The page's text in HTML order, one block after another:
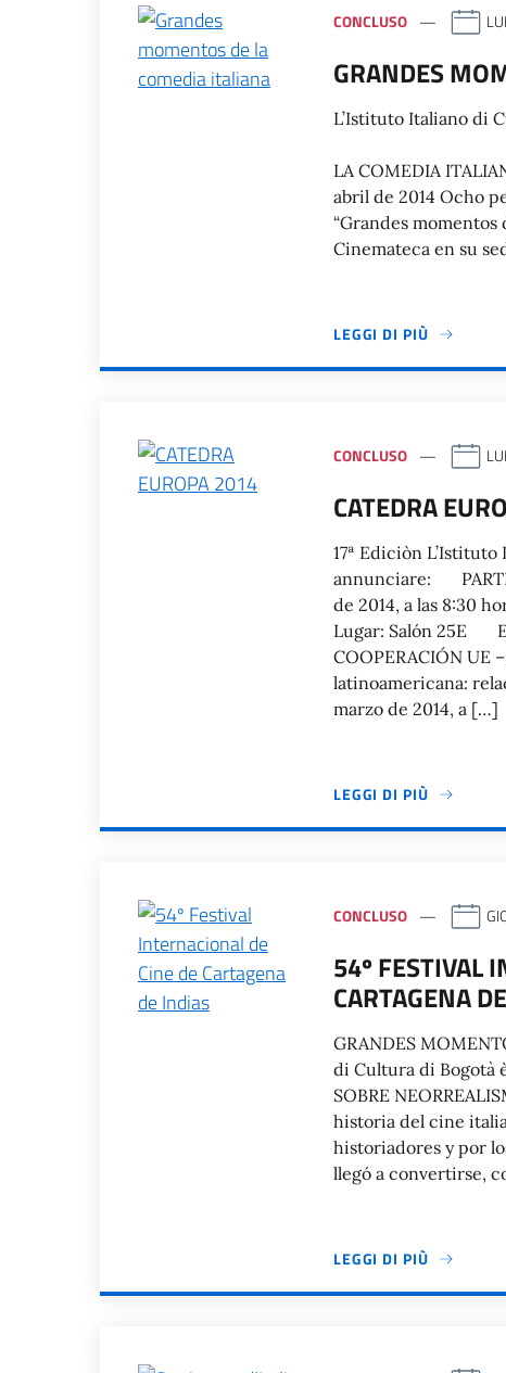
CONCLUSO
GRANDES
L’Istituto Italiano di
REVIVE
LA COMEDIA
abril de 2014 Ocho
“Grandes
Cinemateca en su
LEGGI DI PIÙ
CONCLUSO
CATEDRA
17ª Ediciòn
annunciare:
de 2014, a las 8:30
Lugar: Salón 25E
COOPERACIÓN
latinoamericana:
marzo de 2014, a […]
LEGGI DI PIÙ
CONCLUSO
54º FESTIVAL
CARTAGENA
GRANDES
di Cultura di Bogotà
SOBRE
historia del cine
historiadores y por
llegó a convertirse,
LEGGI DI PIÙ